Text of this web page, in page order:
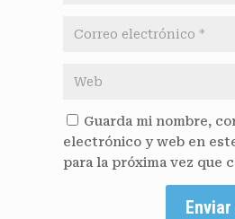
Guarda mi nombre,
electrónico y web en
para la próxima vez que